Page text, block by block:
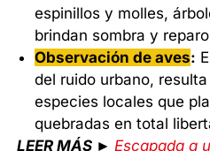
espinillos y molles,
brindan sombra y
Observación de aves:
del ruido urbano,
especies locales que
quebradas en total
LEER MÁS ►Escapada a